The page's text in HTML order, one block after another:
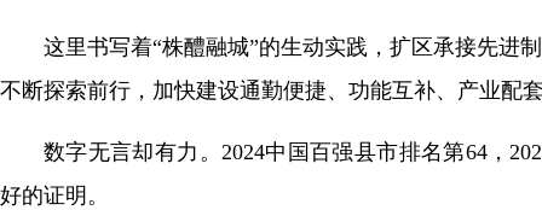
这里书写着“株醴融城”的生动实践，扩区承接先进
不断探索前行，加快建设通勤便捷、功能互补、产业配
数字无言却有力。2024中国百强县市排名第64，
好的证明。